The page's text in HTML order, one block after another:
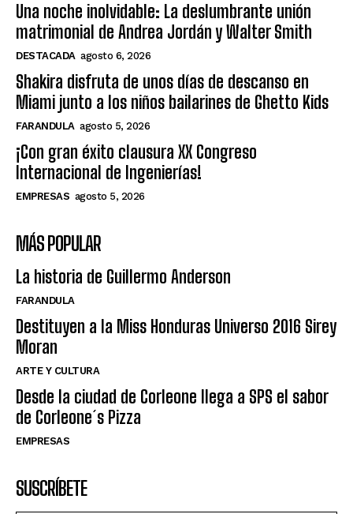
Una noche inolvidable: La deslumbrante unión
matrimonial de Andrea Jordán y Walter Smith
DESTACADA agosto 6, 2026
Shakira disfruta de unos días de descanso en
Miami junto a los niños bailarines de Ghetto Kids
FARANDULA agosto 5, 2026
¡Con gran éxito clausura XX Congreso
Internacional de Ingenierías!
EMPRESAS agosto 5, 2026
MÁS POPULAR
La historia de Guillermo Anderson
FARANDULA
Destituyen a la Miss Honduras Universo 2016 Sirey
Moran
ARTE Y CULTURA
Desde la ciudad de Corleone llega a SPS el sabor
de Corleone´s Pizza
EMPRESAS
SUSCRÍBETE